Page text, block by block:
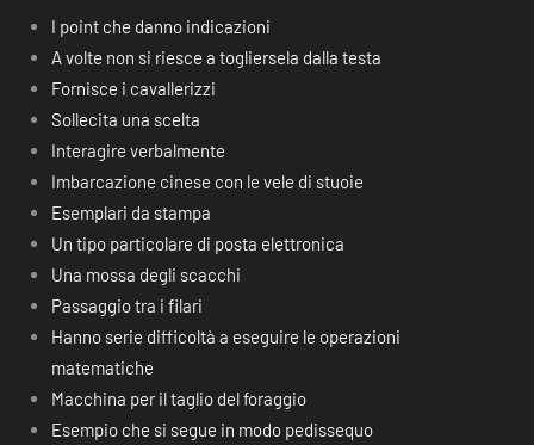
I point che danno indicazioni
A volte non si riesce a togliersela dalla testa
Fornisce i cavallerizzi
Sollecita una scelta
Interagire verbalmente
Imbarcazione cinese con le vele di stuoie
Esemplari da stampa
Un tipo particolare di posta elettronica
Una mossa degli scacchi
Passaggio tra i filari
Hanno serie difficoltà a eseguire le operazioni
matematiche
Macchina per il taglio del foraggio
Esempio che si segue in modo pedissequo